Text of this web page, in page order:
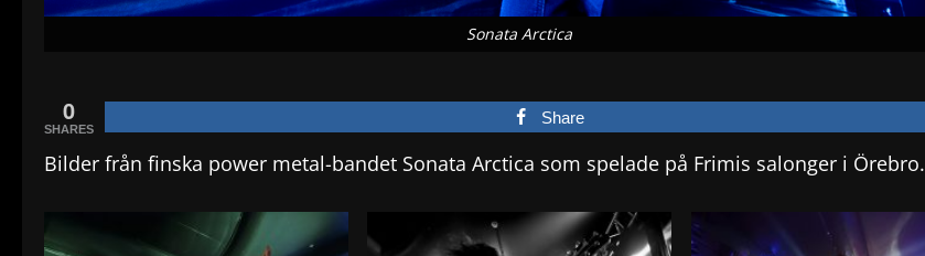
Sonata Arctica
0
SHARES
Share
Bilder från finska power metal-bandet Sonata Arctica som spelade på Frimis salonger i Örebro.